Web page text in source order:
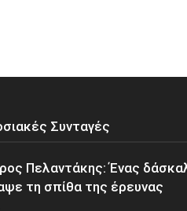
Συνταγές
Πελαντάκης: Ένας
τη σπίθα της έρευνας